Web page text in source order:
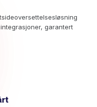
garantert